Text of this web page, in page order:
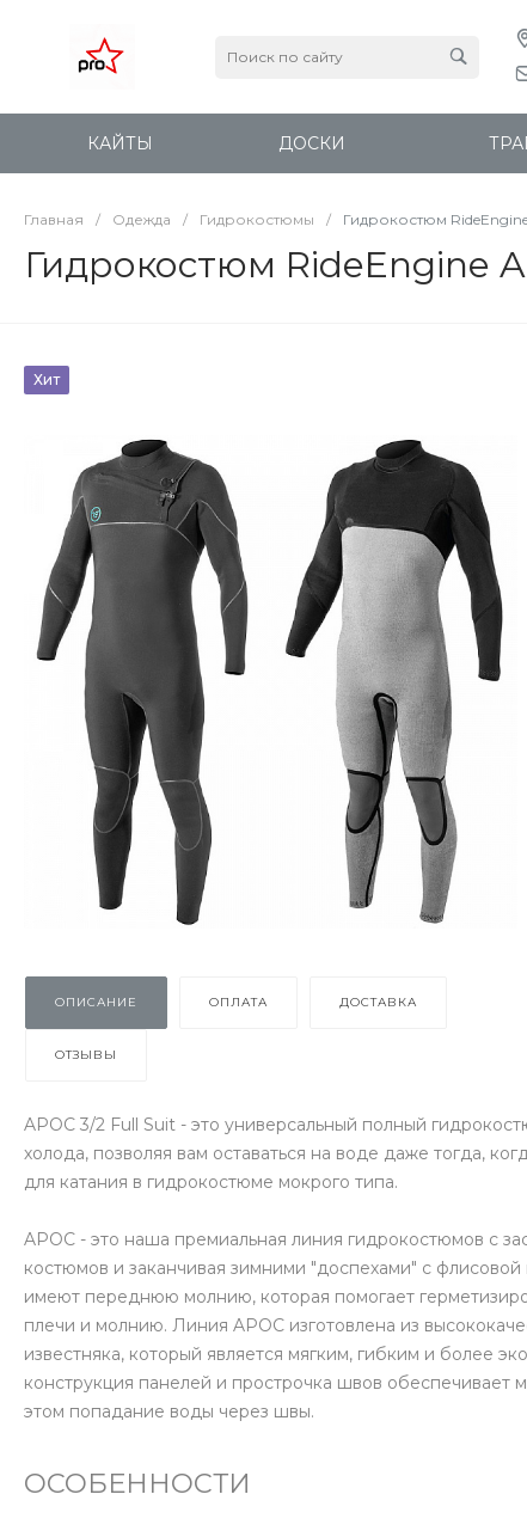
КАЙТЫ ДОСКИ
Главная / Одежда / Гидрокостюмы / Гидрокостюм
Гидрокостюм RideEngine
Хит
ОПИСАНИЕ ОПЛАТА ДОСТАВКА
ОТЗЫВЫ
APOC 3/2 Full Suit - это универсальный полный
холода, позволяя вам оставаться на воде даже тогда,
для катания в гидрокостюме мокрого типа.
APOC - это наша премиальная линия гидрокостюмов с
костюмов и заканчивая зимними "доспехами" с
имеют переднюю молнию, которая помогает
плечи и молнию. Линия APOC изготовлена из
известняка, который является мягким, гибким и более
конструкция панелей и прострочка швов обеспечивает
этом попадание воды через швы.
ОСОБЕННОСТИ